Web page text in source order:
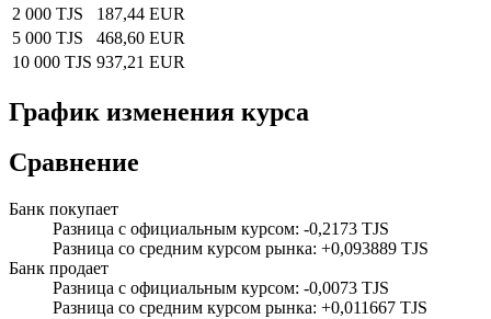
2 000 TJS
187,44 EUR
5 000 TJS
468,60 EUR
10 000 TJS 937,21 EUR
График изменения курса
Сравнение
Банк покупает
Разница с официальным курсом: -0,2173 TJS
Разница со средним курсом рынка: +0,093889 TJS
Банк продает
Разница с официальным курсом: -0,0073 TJS
Разница со средним курсом рынка: +0,011667 TJS